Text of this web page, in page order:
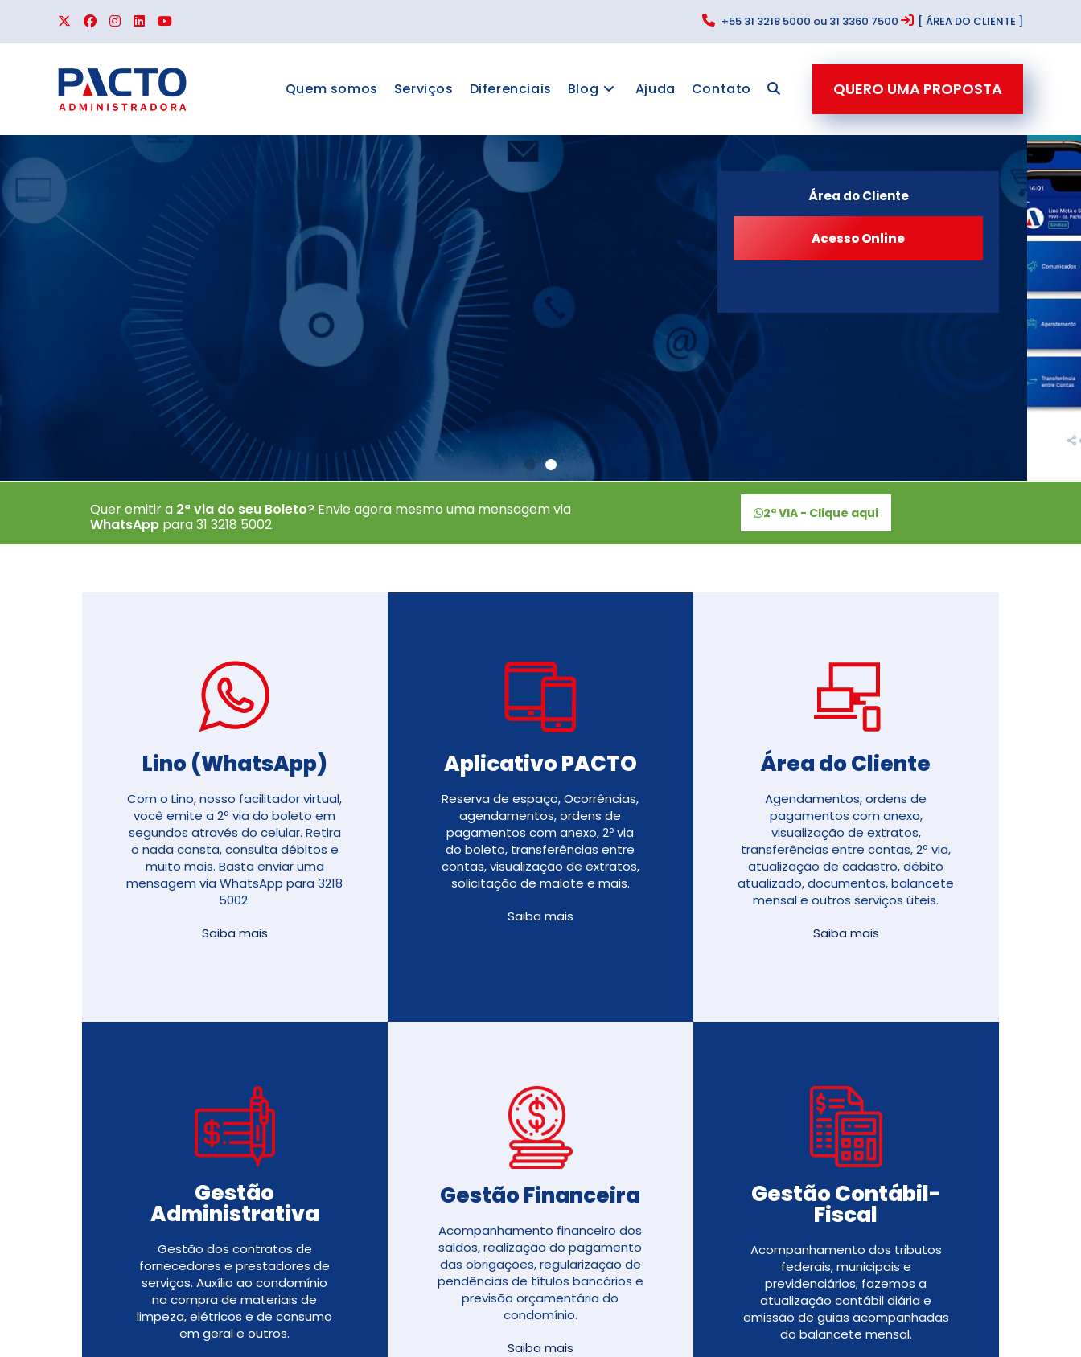
+55 31 3218 5000 ou 31 3360 7500 [ ÁREA DO CLIENTE ]
QUERO UMA PROPOSTA
Quem somos Serviços Diferenciais Blog Ajuda Contato
APLICATIVO PACTO
Para Síndicos e Condôminos. Reserva de
espaço, Ocorrências, Comunicados, 2ª via,
Documentos e muito mais no novo aplicativo
PACTO.
Baixe agora!
Área do Cliente
Quer emitir a 2ª via do seu Boleto? Envie agora mesmo uma mensagem via
WhatsApp para 31 3218 5002.
2ª VIA - Clique aqui
Lino (WhatsApp)
Com o Lino, nosso facilitador virtual,
você emite a 2ª via do boleto em
segundos através do celular. Retira
o nada consta, consulta débitos e
muito mais. Basta enviar uma
mensagem via WhatsApp para 3218
5002.
Saiba mais
Aplicativo PACTO
Reserva de espaço, Ocorrências,
agendamentos, ordens de
pagamentos com anexo, 2º via
do boleto, transferências entre
contas, visualização de extratos,
solicitação de malote e mais.
Saiba mais
Área do Cliente
Agendamentos, ordens de
pagamentos com anexo,
visualização de extratos,
transferências entre contas, 2ª via,
atualização de cadastro, débito
atualizado, documentos, balancete
mensal e outros serviços úteis.
Saiba mais
Gestão
Administrativa
Gestão dos contratos de
fornecedores e prestadores de
serviços. Auxílio ao condomínio
na compra de materiais de
limpeza, elétricos e de consumo
em geral e outros.
Gestão Financeira
Acompanhamento financeiro dos
saldos, realização do pagamento
das obrigações, regularização de
pendências de títulos bancários e
previsão orçamentária do
condomínio.
Saiba mais
Gestão Contábil-
Fiscal
Acompanhamento dos tributos
federais, municipais e
previdenciários; fazemos a
atualização contábil diária e
emissão de guias acompanhadas
do balancete mensal.